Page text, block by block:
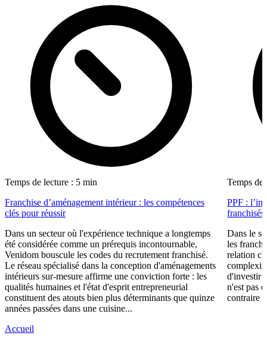
Temps de lecture : 5 min
Franchise d’aménagement intérieur : les compétences
clés pour réussir
Dans un secteur où l'expérience technique a longtemps
été considérée comme un prérequis incontournable,
Venidom bouscule les codes du recrutement franchisé.
Le réseau spécialisé dans la conception d'aménagements
intérieurs sur-mesure affirme une conviction forte : les
qualités humaines et l'état d'esprit entrepreneurial
constituent des atouts bien plus déterminants que quinze
années passées dans une cuisine...
Temps de
PPF :
franchisés
Dans le
les
relation
d'investir
n'est pas
contraire
Accueil